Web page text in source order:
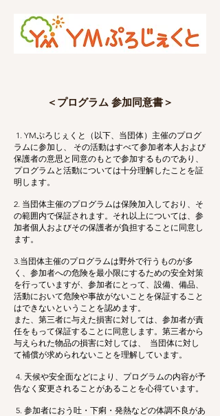
＜プログラム 参加同意書＞
1. YMぷろじぇくと（以下、当団体）主催のプログ
ラムに参加し、 その活動はすべて参加者本人および
保護者の意思と同意のもとで参加するものであり、
プログラムと活動については十分理解したことを証
明します。
2. 当団体主催のプログラムは保険加入しており、そ
の範囲内で保証されます。それ以上については、参
加者個人およびその保護者が負担することに同意し
ます。
3.当団体主催のプログラムは野外で行うものが多
く、参加者への危険を最小限にするための安全対策
を行っていますが、参加者にとって、設備、備品、
活動において危険や事故がないことを保証すること
はできないということを認めます。
また、第三者に与えた損害に対しては、参加者が責
任をもって保証することに同意します。第三者から
与えられた物品の損害に対しては、 当団体に対し
て補償が求められないことを理解しています。
4. 天候や安全面などにより、プログラムの内容が予
告なく変更されることがあることを心得ています。
5. 参加者におう吐・下痢・発熱などの体調不良があ